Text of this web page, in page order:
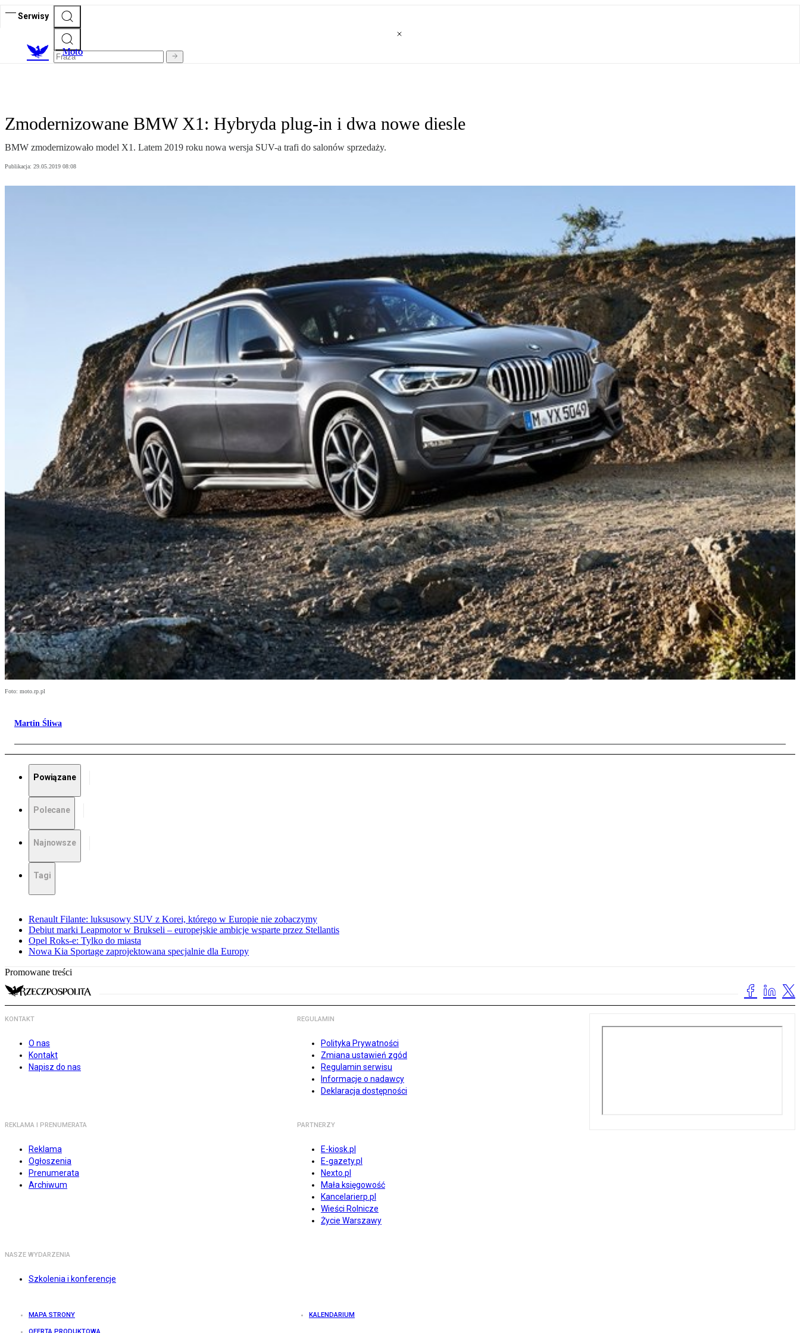
Serwisy
Moto
Zmodernizowane BMW X1: Hybryda plug-in i dwa nowe diesle
BMW zmodernizowało model X1. Latem 2019 roku nowa wersja SUV-a trafi do salonów sprzedaży.
Publikacja: 29.05.2019 08:08
Foto: moto.rp.pl
Martin Śliwa
Powiązane
Polecane
Najnowsze
Tagi
Renault Filante: luksusowy SUV z Korei, którego w Europie nie zobaczymy
Debiut marki Leapmotor w Brukseli – europejskie ambicje wsparte przez Stellantis
Opel Roks-e: Tylko do miasta
Nowa Kia Sportage zaprojektowana specjalnie dla Europy
Promowane treści
KONTAKT
O nas
Kontakt
Napisz do nas
REGULAMIN
Polityka Prywatności
Zmiana ustawień zgód
Regulamin serwisu
Informacje o nadawcy
Deklaracja dostępności
REKLAMA I PRENUMERATA
Reklama
Ogłoszenia
Prenumerata
Archiwum
PARTNERZY
E-kiosk.pl
E-gazety.pl
Nexto.pl
Mała księgowość
Kancelarierp.pl
Wieści Rolnicze
Życie Warszawy
NASZE WYDARZENIA
Szkolenia i konferencje
MAPA STRONY KALENDARIUM